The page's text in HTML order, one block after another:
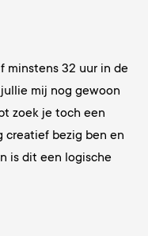
minstens 32 uur in de
mij nog gewoon
zoek je toch een
creatief bezig ben en
is dit een logische